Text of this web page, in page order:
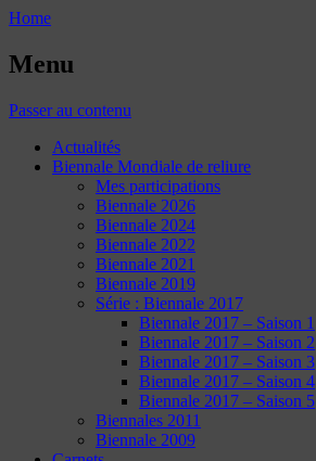
Home
Menu
Passer au contenu
Actualités
Biennale Mondiale de reliure
Mes participations
Biennale 2026
Biennale 2024
Biennale 2022
Biennale 2021
Biennale 2019
Série : Biennale 2017
Biennale 2017 – Saison 1
Biennale 2017 – Saison 2
Biennale 2017 – Saison 3
Biennale 2017 – Saison 4
Biennale 2017 – Saison 5
Biennales 2011
Biennale 2009